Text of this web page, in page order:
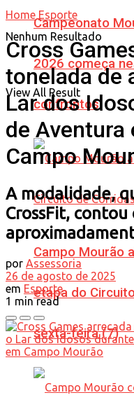
Campeonato
2026 começa
confrontos
Campo Mourão
etapa do
sexta-feira (7)
Nenhum Resultado
View All Result
Home Esporte
Cross
tonelada de
Lar dos
de Aventura
Campo
A modalidade,
CrossFit,
por Assessoria
26 de agosto de 2025
em Esporte
1 min read